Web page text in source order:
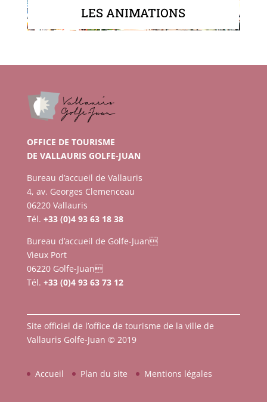
LES ANIMATIONS
OFFICE DE TOURISME
DE VALLAURIS GOLFE-JUAN
Bureau d’accueil de Vallauris
4, av. Georges Clemenceau
06220 Vallauris
Tél. +33 (0)4 93 63 18 38
Bureau d’accueil de Golfe-Juan
Vieux Port
06220 Golfe-Juan
Tél. +33 (0)4 93 63 73 12
Site officiel de l’office de tourisme de la ville de
Vallauris Golfe-Juan © 2019
Accueil Plan du site Mentions légales